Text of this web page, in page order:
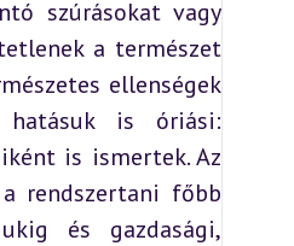
szúrásokat vagy
a természet
ellenségek
hatásuk is óriási:
is ismertek. Az
rendszertani főbb
és gazdasági,